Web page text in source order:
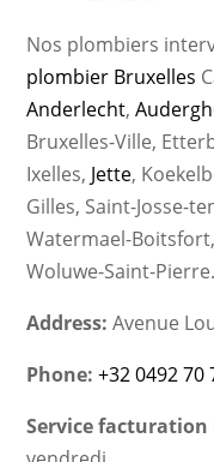
Nos plombiers
plombier Bruxelles
Anderlecht,
Bruxelles-Ville,
Ixelles, Jette,
Gilles, Saint-Josse-
Watermael-
Woluwe-Saint-Pierre.
Address: Avenue
Phone: +32 0492 70
Service facturation